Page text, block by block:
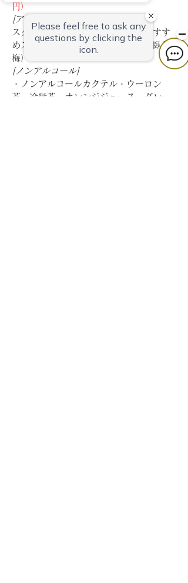
円）
[アルコール]
スタンダード飲み放題＋ソムリエおすす
めスパークリングワイン・日本酒（臥龍
梅）
[ノンアルコール]
・ノンアルコールカクテル・ウーロン
茶・冷緑茶・オレンジジュース・グレー